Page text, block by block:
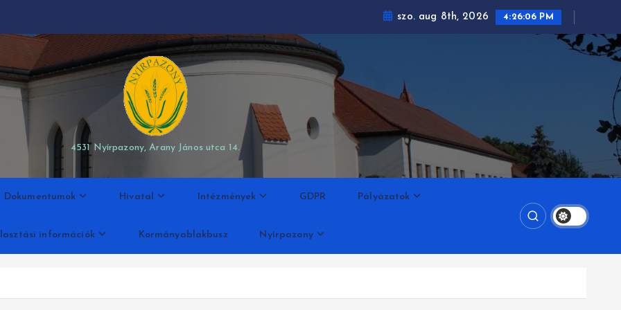
szo. aug 8th, 2026 4:26:06 PM
4531 Nyírpazony, Arany János utca 14.
Dokumentumok Hivatal Intézmények GDPR Pályázatok
információk Kormányablakbusz Nyírpazony